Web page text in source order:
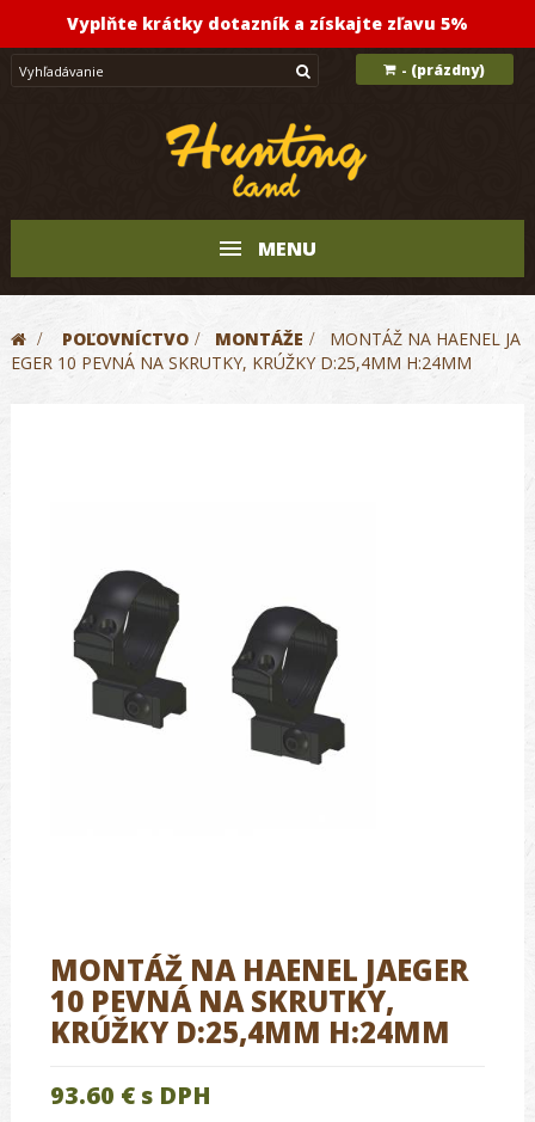
Vyplňte krátky dotazník a získajte zľavu 5%
- (prázdny)
MENU
> POĽOVNÍCTVO > MONTÁŽE >
MONTÁŽ NA HAENEL JA
EGER 10 PEVNÁ NA SKRUTKY, KRÚŽKY D:25,4MM H:24MM
MONTÁŽ NA HAENEL JAEGER
10 PEVNÁ NA SKRUTKY,
KRÚŽKY D:25,4MM H:24MM
93.60 € s DPH